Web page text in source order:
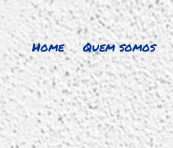
Home Quem somos